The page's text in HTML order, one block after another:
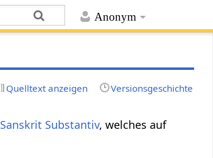
Anonym
Quelltext anzeigen Versionsgeschichte
Sanskrit Substantiv, welches auf